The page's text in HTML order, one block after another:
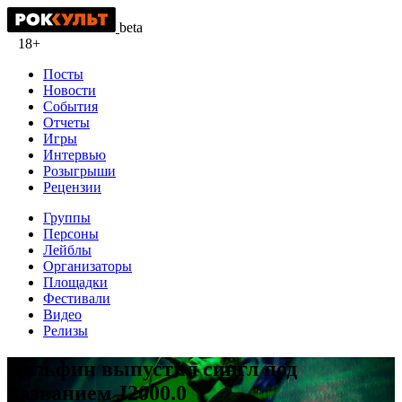
beta
18+
Посты
Новости
События
Отчеты
Игры
Интервью
Розыгрыши
Рецензии
Группы
Персоны
Лейблы
Организаторы
Площадки
Фестивали
Видео
Релизы
Дельфин выпустил сингл под
названием J2000.0